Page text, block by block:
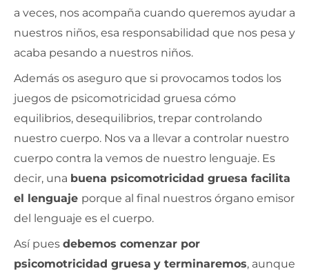
a veces, nos acompaña cuando queremos ayudar a
nuestros niños, esa responsabilidad que nos pesa y
acaba pesando a nuestros niños.
Además os aseguro que si provocamos todos los
juegos de psicomotricidad gruesa cómo
equilibrios, desequilibrios, trepar controlando
nuestro cuerpo. Nos va a llevar a controlar nuestro
cuerpo contra la vemos de nuestro lenguaje. Es
decir, una buena psicomotricidad gruesa facilita
el lenguaje porque al final nuestros órgano emisor
del lenguaje es el cuerpo.
Así pues debemos comenzar por
psicomotricidad gruesa y terminaremos, aunque